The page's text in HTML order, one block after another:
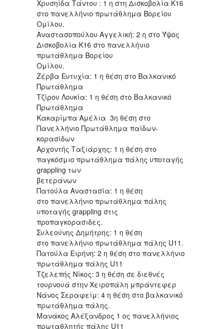
Χρυσηίδα Τάντου : 1 η στη Δισκοβολία Κ16
στο πανελλήνιο πρωτάθλημα Βορείου
Ομίλου.
Αναστασοπούλου Αγγελική: 2 η στο Ύψος
Δισκοβολία Κ16 στο πανελλήνιο
πρωτάθλημα Βορείου
Ομίλου.
Ζέρβα Ευτυχία: 1 η θέση στο Βαλκανικό
Πρωτάθλημα
Τζίρου Λουκία: 1 η θέση στο Βαλκανικό
Πρωτάθλημα
Κακαρίμπα Αμέλια 3η θέση στο
Πανελλήνιο Πρωτάθλημα παίδων-
κορασίδων
Αρχοντής Ταξιάρχης: 1 η θέση στο
παγκόσμιο πρωτάθλημα πάλης υποταγής
grappling των
βετεράνων
Πατούλα Αναστασία: 1 η θέση
στο πανελλήνιο πρωτάθλημα πάλης
υποταγής grappling στις
προπαγκορασιδες.
Συλεούνης Δημήτρης: 1 η θέση
στο πανελλήνιο πρωτάθλημα πάλης U11.
Πατούλα Ειρήνη: 2 η θέση στο πανελλήνιο
πρωτάθλημα πάλης U11
Τζελεπής Νίκος: 3 η θέση σε διεθνές
τουρνουά στην Χειροπάλη μπράντεφερ
Νάνος Σεραφείμ: 4 η θέση στο βαλκανικό
πρωτάθλημα πάλης.
Μανάκος Αλέξανδρος 1 ος πανελλήνιος
πρωταθλητής πάλης U11